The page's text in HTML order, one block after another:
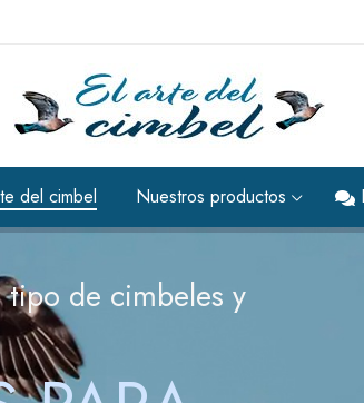
del cimbel Nuestros productos
cimbeles y